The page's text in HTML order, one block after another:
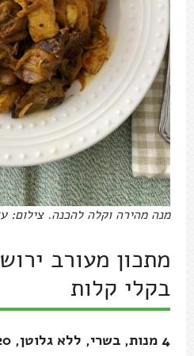
מנה מהירה וקלה להכנה. צילום:
מתכון מעורב
בקלי קלות
4 מנות, בשרי, ללא גלוטן, 20 דקות זמן כולל